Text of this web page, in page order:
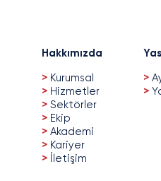
Hakkımızda
> Kurumsal
> Hizmetler
> Sektörler
> Ekip
> Akademi
> Kariyer
> İletişim
>
>